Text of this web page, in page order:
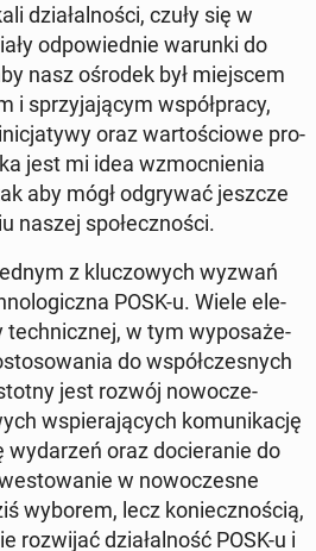
dzia­łal­no­ści, czuły się w
od­po­wied­nie warunki do
nasz ośrodek był miej­scem
i sprzy­ja­ją­cym współ­pra­cy,
oraz war­to­ścio­we pro­
jest mi idea wzmoc­nie­nia
aby mógł od­gry­wać jeszcze
naszej spo­łecz­no­ści.
z klu­czo­wych wyzwań
POSK-u. Wiele ele­
tech­nicz­nej, w tym wy­po­sa­że­
do współ­cze­snych
jest rozwój no­wo­cze­
wspie­ra­ją­cych ko­mu­ni­ka­cję
wy­da­rzeń oraz do­cie­ra­nie do
w no­wo­cze­sne
wyborem, lecz ko­niecz­no­ścią,
roz­wi­jać dzia­łal­ność POSK-u i